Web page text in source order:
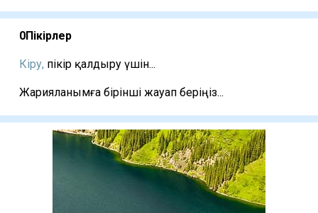
0Пікірлер
Кіру, пікір қалдыру үшін...
Жарияланымға бірінші жауап беріңіз...